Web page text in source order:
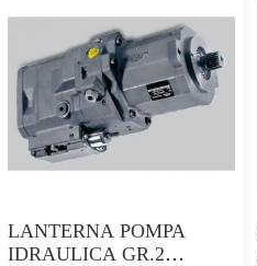
LANTERNA POMPA
IDRAULICA GR.2